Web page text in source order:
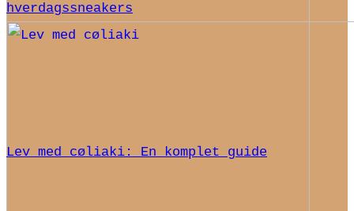
hverdagssneakers
Lev med cøliaki: En komplet guide